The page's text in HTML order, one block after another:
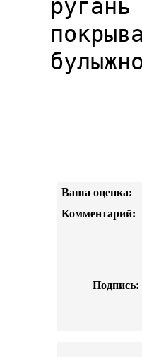
Ваша оценка:
Комментарий:
Подпись: